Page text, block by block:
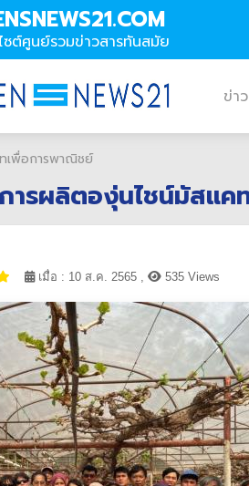
ซต์ศูนย์รวมข่าวสารทันสมัย
ข่า
เพื่อการพาณิชย์
ารผลิตองุ่นไชน์มัสแ
เมื่อ : 10 ส.ค. 2565 , 535 Views